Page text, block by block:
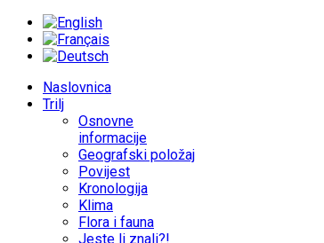
Naslovnica
Trilj
Osnovne
informacije
Geografski položaj
Povijest
Kronologija
Klima
Flora i fauna
Jeste li znali?!